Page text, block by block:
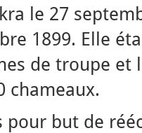
le 27
1899. Elle
de troupe et
chameaux.
pour but de